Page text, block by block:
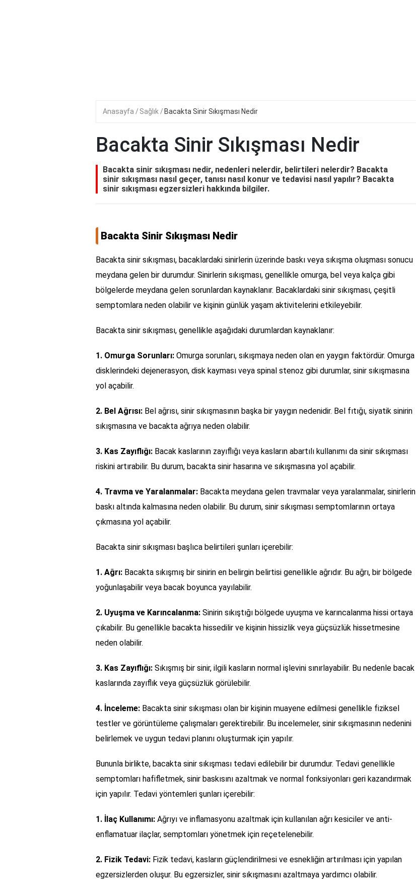
Anasayfa Sağlık Bacakta Sinir Sıkışması Nedir
Bacakta Sinir Sıkışması Nedir
Bacakta sinir sıkışması nedir, nedenleri nelerdir, belirtileri nelerdir? Bacakta
sinir sıkışması nasıl geçer, tanısı nasıl konur ve tedavisi nasıl yapılır? Bacakta
sinir sıkışması egzersizleri hakkında bilgiler.
Bacakta Sinir Sıkışması Nedir
Bacakta sinir sıkışması, bacaklardaki sinirlerin üzerinde baskı veya sıkışma oluşması sonucu
meydana gelen bir durumdur. Sinirlerin sıkışması, genellikle omurga, bel veya kalça gibi
bölgelerde meydana gelen sorunlardan kaynaklanır. Bacaklardaki sinir sıkışması, çeşitli
semptomlara neden olabilir ve kişinin günlük yaşam aktivitelerini etkileyebilir.
Bacakta sinir sıkışması, genellikle aşağıdaki durumlardan kaynaklanır:
1. Omurga Sorunları: Omurga sorunları, sıkışmaya neden olan en yaygın faktördür. Omurga
disklerindeki dejenerasyon, disk kayması veya spinal stenoz gibi durumlar, sinir sıkışmasına
yol açabilir.
2. Bel Ağrısı: Bel ağrısı, sinir sıkışmasının başka bir yaygın nedenidir. Bel fıtığı, siyatik sinirin
sıkışmasına ve bacakta ağrıya neden olabilir.
3. Kas Zayıflığı: Bacak kaslarının zayıflığı veya kasların abartılı kullanımı da sinir sıkışması
riskini artırabilir. Bu durum, bacakta sinir hasarına ve sıkışmasına yol açabilir.
4. Travma ve Yaralanmalar: Bacakta meydana gelen travmalar veya yaralanmalar, sinirlerin
baskı altında kalmasına neden olabilir. Bu durum, sinir sıkışması semptomlarının ortaya
çıkmasına yol açabilir.
Bacakta sinir sıkışması başlıca belirtileri şunları içerebilir:
1. Ağrı: Bacakta sıkışmış bir sinirin en belirgin belirtisi genellikle ağrıdır. Bu ağrı, bir bölgede
yoğunlaşabilir veya bacak boyunca yayılabilir.
2. Uyuşma ve Karıncalanma: Sinirin sıkıştığı bölgede uyuşma ve karıncalanma hissi ortaya
çıkabilir. Bu genellikle bacakta hissedilir ve kişinin hissizlik veya güçsüzlük hissetmesine
neden olabilir.
3. Kas Zayıflığı: Sıkışmış bir sinir, ilgili kasların normal işlevini sınırlayabilir. Bu nedenle bacak
kaslarında zayıflık veya güçsüzlük görülebilir.
4. İnceleme: Bacakta sinir sıkışması olan bir kişinin muayene edilmesi genellikle fiziksel
testler ve görüntüleme çalışmaları gerektirebilir. Bu incelemeler, sinir sıkışmasının nedenini
belirlemek ve uygun tedavi planını oluşturmak için yapılır.
Bununla birlikte, bacakta sinir sıkışması tedavi edilebilir bir durumdur. Tedavi genellikle
semptomları hafifletmek, sinir baskısını azaltmak ve normal fonksiyonları geri kazandırmak
için yapılır. Tedavi yöntemleri şunları içerebilir:
1. İlaç Kullanımı: Ağrıyı ve inflamasyonu azaltmak için kullanılan ağrı kesiciler ve anti-
enflamatuar ilaçlar, semptomları yönetmek için reçetelenebilir.
2. Fizik Tedavi: Fizik tedavi, kasların güçlendirilmesi ve esnekliğin artırılması için yapılan
egzersizlerden oluşur. Bu egzersizler, sinir sıkışmasını azaltmaya yardımcı olabilir.